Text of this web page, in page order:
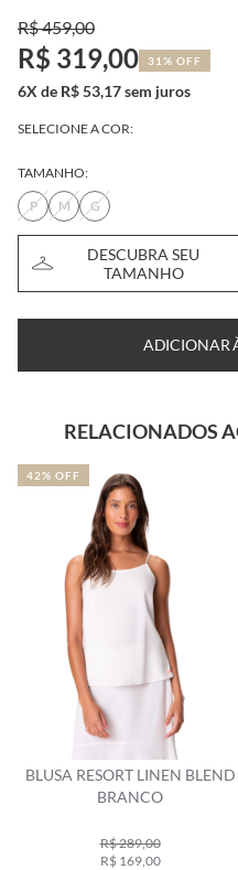
R$ 459,00
R$ 319,00 31% OFF
6X de R$ 53,17 sem juros
SELECIONE A COR:
TAMANHO:
P
M G
DESCUBRA SEU
TAMANHO
ADICIONAR
RELACIONADOS
BLUSA RESORT LINEN BLEND
BRANCO
R$ 289,00
R$ 169,00
42% OFF